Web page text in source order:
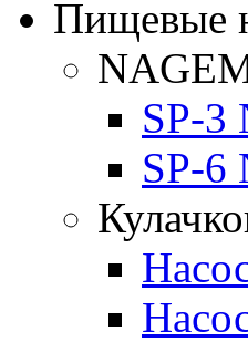
Пищевые
SP-3
SP-6